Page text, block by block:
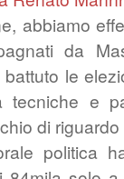
abbiamo
da
le
tecniche e
di
politica